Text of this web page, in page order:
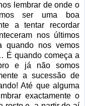
lembrar de onde o
ser uma boa
a tentar recordar
nos últimos
quando nos vemos
É quando começa a
e já não somos
a sucessão de
Até que alguma
exactamente o